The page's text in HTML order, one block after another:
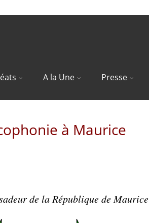
A la Une Presse
à Maurice
de la République de Maurice